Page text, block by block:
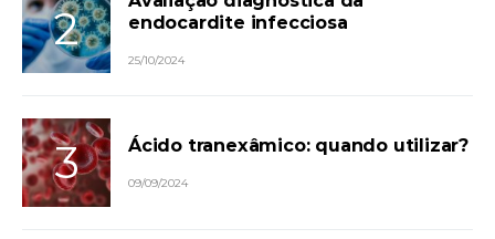
endocardite infecciosa
25/10/2024
Ácido tranexâmico: quando utilizar?
09/09/2024